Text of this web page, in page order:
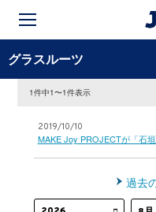
グラスルーツ
1件中1〜1件表示
2019/10/10
MAKE Joy PROJECTが「石
過去